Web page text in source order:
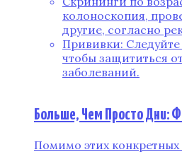
колоноскопия,
другие, согласно
Прививки:
чтобы защититься
заболеваний.
Больше, Чем Просто Дни:
Помимо этих